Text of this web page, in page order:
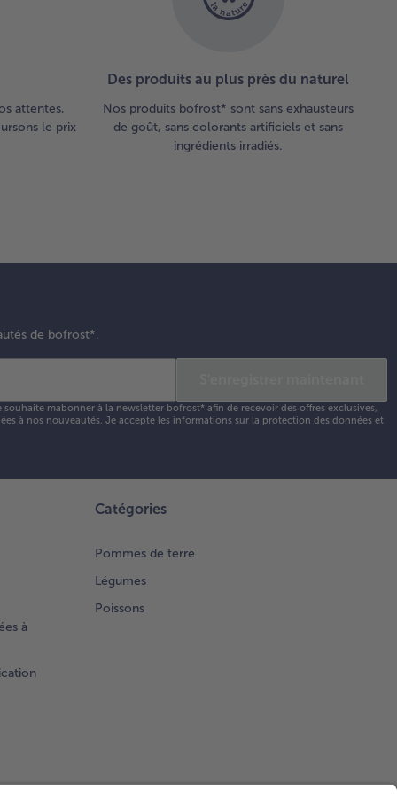
attentes,
le prix
Des produits au plus près du naturel
Nos produits bofrost* sont sans exhausteurs
de goût, sans colorants artificiels et sans
ingrédients irradiés.
de bofrost*.
mabonner à la newsletter bofrost* afin de recevoir des offres exclusives,
à nos nouveautés. Je accepte les informations sur la protection des données et
à
Catégories
Pommes de terre
Légumes
Poissons